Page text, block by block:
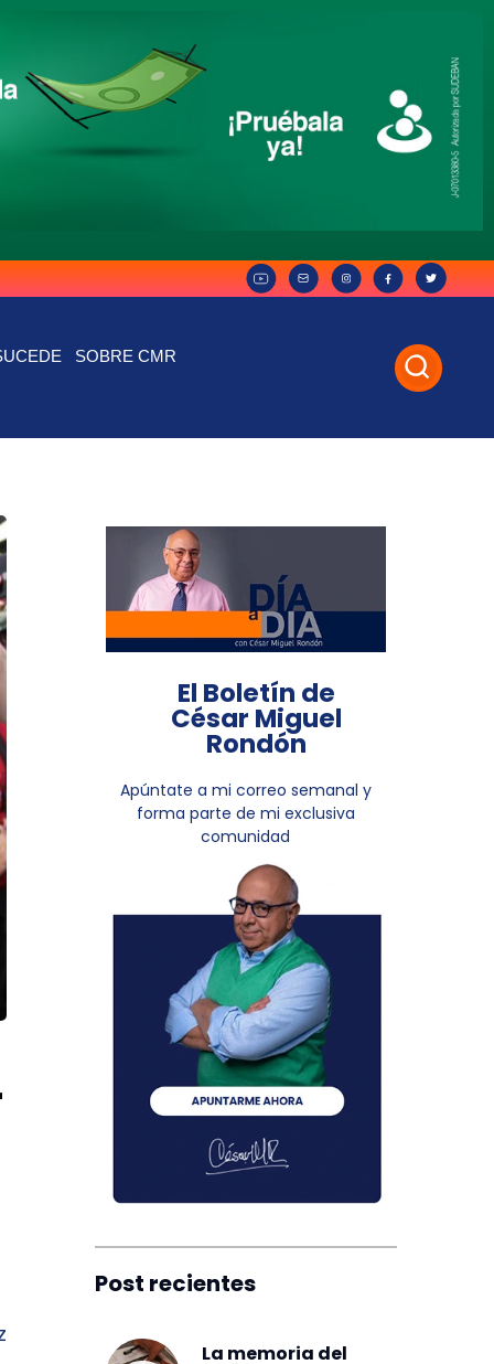
SOBRE CMR
El Boletín de
César Miguel
Rondón
Apúntate a mi correo semanal y
forma parte de mi exclusiva
comunidad
Post recientes
La memoria del